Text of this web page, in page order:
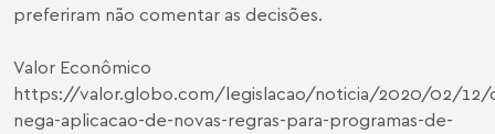
preferiram não comentar as decisões.
Valor Econômico
https://valor.globo.com/legislacao/noticia/2020/02/12/
nega-aplicacao-de-novas-regras-para-programas-de-